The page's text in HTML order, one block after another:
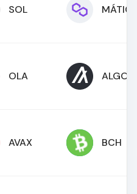
SOL
OLA ALGO
AVAX BCH